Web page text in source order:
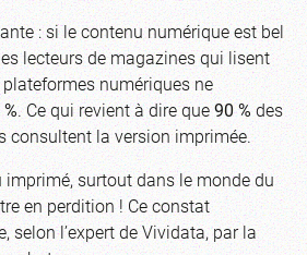
: si le contenu numérique est bel
lecteurs de magazines qui lisent
numériques ne
. Ce qui revient à dire que90 %des
consultent la version imprimée.
imprimé, surtout dans le monde du
en perdition ! Ce constat
selon l’expert de Vividata, par la